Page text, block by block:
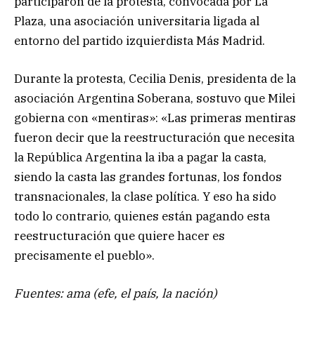
Plaza, una asociación universitaria ligada al
entorno del partido izquierdista Más Madrid.
Durante la protesta, Cecilia Denis, presidenta de la
asociación Argentina Soberana, sostuvo que Milei
gobierna con «mentiras»: «Las primeras mentiras
fueron decir que la reestructuración que necesita
la República Argentina la iba a pagar la casta,
siendo la casta las grandes fortunas, los fondos
transnacionales, la clase política. Y eso ha sido
todo lo contrario, quienes están pagando esta
reestructuración que quiere hacer es
precisamente el pueblo».
Fuentes: ama (efe, el país, la nación)